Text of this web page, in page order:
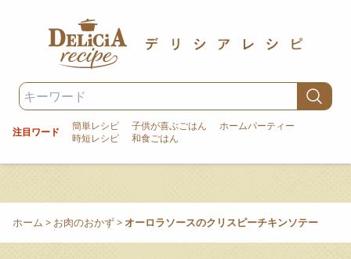
注目ワード 簡単レシピ 子供が喜ぶごはん
ホームパーティー
時短レシピ
和食ごはん
ホーム > お肉のおかず>オーロラソースのクリスピーチキンソテー